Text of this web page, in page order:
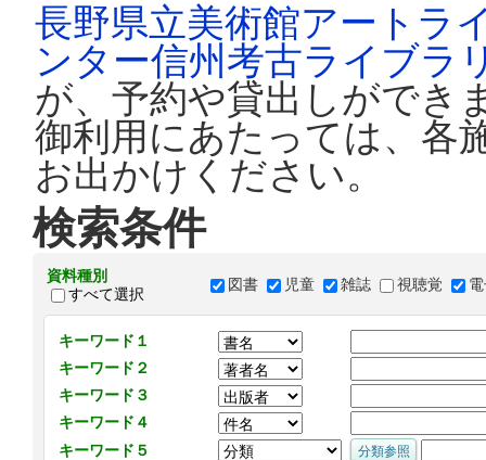
長野県立美術館アートラ
ンター信州考古ライブラ
が、予約や貸出しができ
御利用にあたっては、各
お出かけください。
検索条件
資料種別
すべて選択
図書 児童 雑誌 視聴覚
キーワード１
キーワード２
キーワード３
キーワード４
キーワード５